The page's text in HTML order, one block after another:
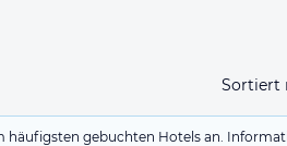
Sortiert
häufigsten gebuchten Hotels an.